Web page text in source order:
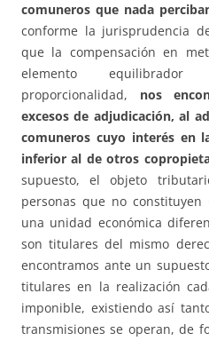
comuneros que nada
conforme la jurisprudencia
que la compensación en
elemento
proporcionalidad, nos
excesos de adjudicación, al
comuneros cuyo interés en
inferior al de otros
supuesto, el objeto
personas que no
una unidad económica
son titulares del mismo
encontramos ante un
titulares en la realización
imponible, existiendo así
transmisiones se operan, de